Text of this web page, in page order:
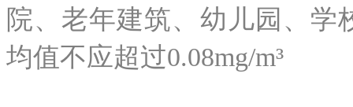
院、老年建筑、幼儿园、学
均值不应超过0.08mg/m³